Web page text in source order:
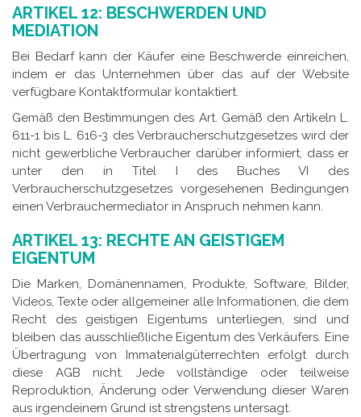
ARTIKEL 12: BESCHWERDEN UND
MEDIATION
Bei Bedarf kann der Käufer eine Beschwerde einreichen,
indem er das Unternehmen über das auf der Website
verfügbare Kontaktformular kontaktiert.
Gemäß den Bestimmungen des Art. Gemäß den Artikeln L.
611-1 bis L. 616-3 des Verbraucherschutzgesetzes wird der
nicht gewerbliche Verbraucher darüber informiert, dass er
unter den in Titel I des Buches VI des
Verbraucherschutzgesetzes vorgesehenen Bedingungen
einen Verbrauchermediator in Anspruch nehmen kann.
ARTIKEL 13: RECHTE AN GEISTIGEM
EIGENTUM
Die Marken, Domänennamen, Produkte, Software, Bilder,
Videos, Texte oder allgemeiner alle Informationen, die dem
Recht des geistigen Eigentums unterliegen, sind und
bleiben das ausschließliche Eigentum des Verkäufers. Eine
Übertragung von Immaterialgüterrechten erfolgt durch
diese AGB nicht. Jede vollständige oder teilweise
Reproduktion, Änderung oder Verwendung dieser Waren
aus irgendeinem Grund ist strengstens untersagt.